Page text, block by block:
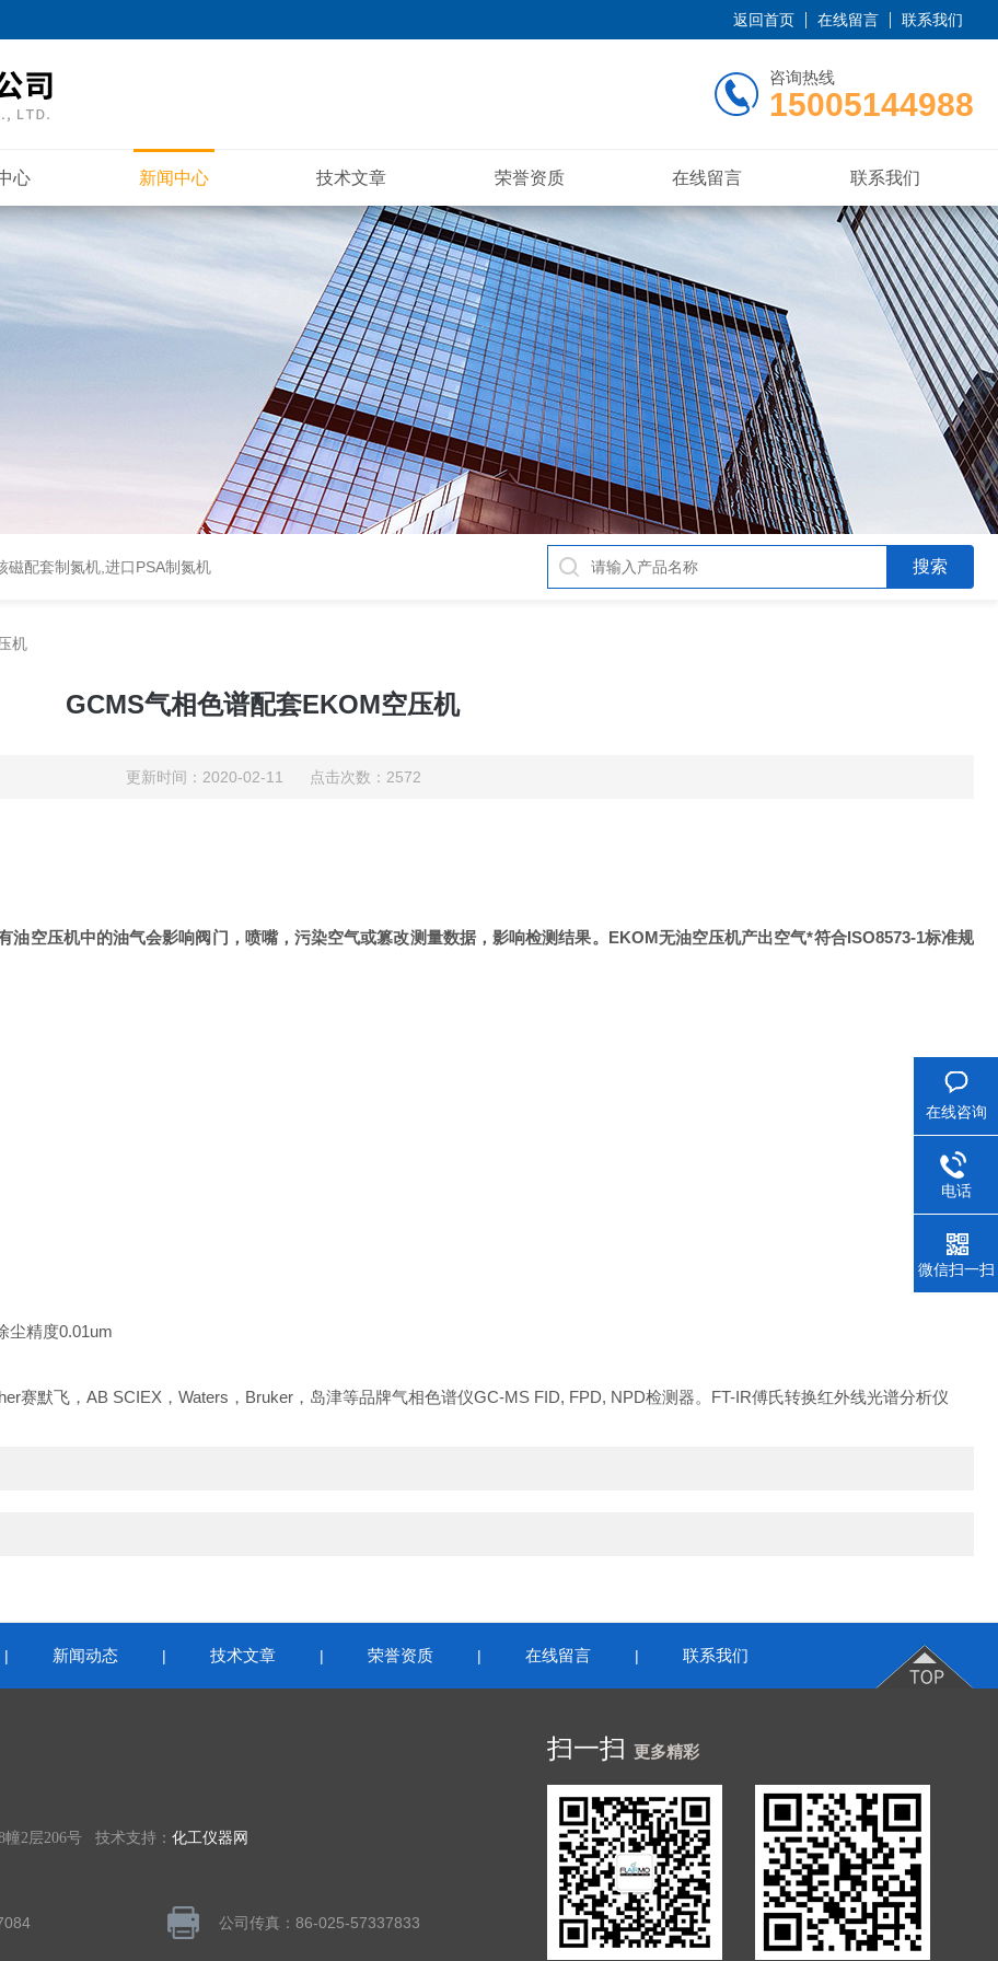
返回首页 在线留言 联系我们
咨询热线
15005144988
心 新闻中心 技术文章 荣誉资质 在线留言 联系我们
磁配套制氮机,进口PSA制氮机
机
GCMS气相色谱配套EKOM空压机
更新时间：2020-02-11 点击次数：2572
空压机中的油气会影响阀门，喷嘴，污染空气或篡改测量数据，影响检测结果。EKOM无油空压机产出空气*符合ISO8573-1标准规
尘精度0.01um
赛默飞，AB SCIEX，Waters，Bruker，岛津等品牌气相色谱仪GC-MS FID, FPD, NPD检测器。FT-IR傅氏转换红外线光谱分析仪
新闻动态 | 技术文章 | 荣誉资质 | 在线留言 | 联系我们
2层206号 技术支持： 化工仪器网
公司传真：86-025-57337833
扫一扫 更多精彩
在线咨询
电话
微信扫一扫